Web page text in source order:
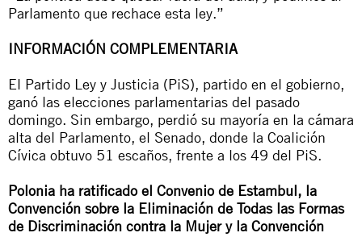
Parlamento que rechace esta ley.”
INFORMACIÓN COMPLEMENTARIA
El Partido Ley y Justicia (PiS), partido en el gobierno,
ganó las elecciones parlamentarias del pasado
domingo. Sin embargo, perdió su mayoría en la cámara
alta del Parlamento, el Senado, donde la Coalición
Cívica obtuvo 51 escaños, frente a los 49 del PiS.
Polonia ha ratificado el Convenio de Estambul, la
Convención sobre la Eliminación de Todas las Formas
de Discriminación contra la Mujer y la Convención